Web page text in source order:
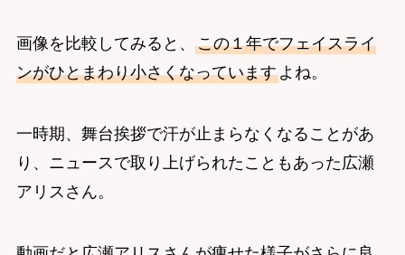
画像を比較してみると、 この１年でフェイスライ
ンがひとまわり小さくなっていますよね。
一時期、舞台挨拶で汗が止まらなくなることがあ
り、ニュースで取り上げられたこともあった広瀬
アリスさん。